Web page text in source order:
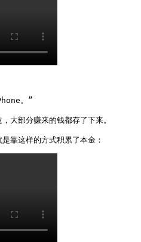
。”
大部分赚来的钱都存了下来。
靠这样的方式积累了本金：